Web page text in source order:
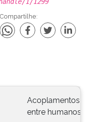
Compartilhe:
Acoplamentos:
entre humanos